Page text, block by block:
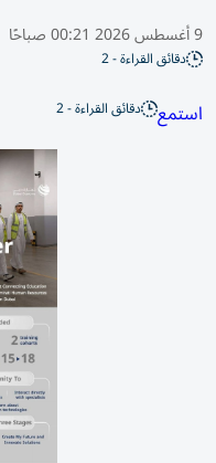
9 أغسطس 2026 00:21 صباحًا
دقائق القراءة - 2
استمع دقائق القراءة - 2